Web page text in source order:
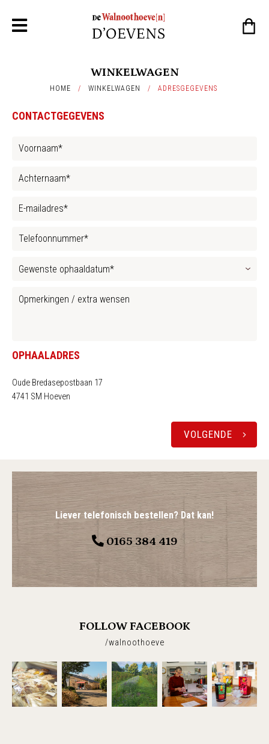
WINKELWAGEN
HOME / WINKELWAGEN / ADRESGEGEVENS
CONTACTGEGEVENS
OPHAALADRES
Oude Bredasepostbaan 17
4741 SM Hoeven
VOLGENDE
Liever telefonisch bestellen? Dat kan!
0165 384 419
FOLLOW FACEBOOK
/walnoothoeve